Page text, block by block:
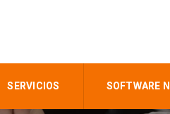
SERVICIOS SOFTWARE